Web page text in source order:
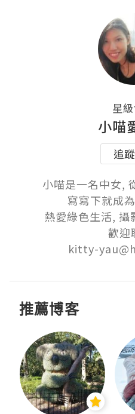
星
小喵
追蹤
小喵是一名中女,
寫寫下就成
熱愛綠色生活, 攝
歡迎
kitty-
推薦博客